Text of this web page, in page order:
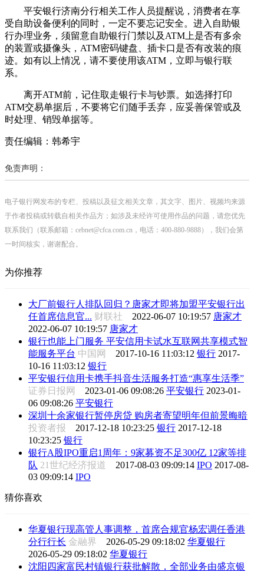
平安银行济南分行相关工作人员提醒说，消费者在享
受自助设备便利的同时，一定不要忘记安全。进入自助银
行办理业务，须留意自助银行门禁以及ATM上是否有多余
的装置或摄像头，ATM密码键盘、插卡口是否有改装的痕
迹。如有以上情况，请不要使用该ATM，立即与银行联
系。
离开ATM前，记住取走银行卡与钞票。如选择打印
ATM交易单据后，不要将它们随手丢弃，应妥善保管或及
时处理、销毁单据等。
责任编辑：韩希宇
免责声明：
电子银行网发布的专栏、投稿以及征文相关文章，其文字、图片、视频均来源
于作者投稿或转载自相关作品方；如涉及未经许可使用作品的问题，请您优先
联系我们（联系邮箱：cebnet@cfca.com.cn，电话：400-880-9888），我们会第
一时间核实，谢谢配合。
为你推荐
大厂前银行人排队回归？唐家才即将加盟平安银行出
任首席信息官... 财联社 2022-06-07 10:19:57 唐家才
2022-06-07 10:19:57 唐家才
银行也能上门服务 平安信用卡试水互联网共享模式智
能服务平台 中国网 2017-10-16 11:03:12 银行 2017-
10-16 11:03:12 银行
平安银行信用卡携手抖音生活服务打造“惠享生活季”
证券日报网 2023-01-06 09:08:26 平安银行 2023-01-
06 09:08:26 平安银行
深圳十余家银行暂停房贷 购房者寄望明年但前景晦暗
投资者报 2017-12-18 10:23:25 银行 2017-12-18
10:23:25 银行
银行A股IPO重启1周年：9家募资不足300亿 12家等排
队 21世纪经济报道 2017-08-03 09:09:14 IPO 2017-08-
03 09:09:14 IPO
猜你喜欢
华夏银行现高管人事调整，首席合规官杨宏调任香港
分行行长 金融界 2026-05-29 09:18:02 华夏银行
2026-05-29 09:18:02 华夏银行
沈阳四家富民村镇银行获批解散，全部业务由盛京银